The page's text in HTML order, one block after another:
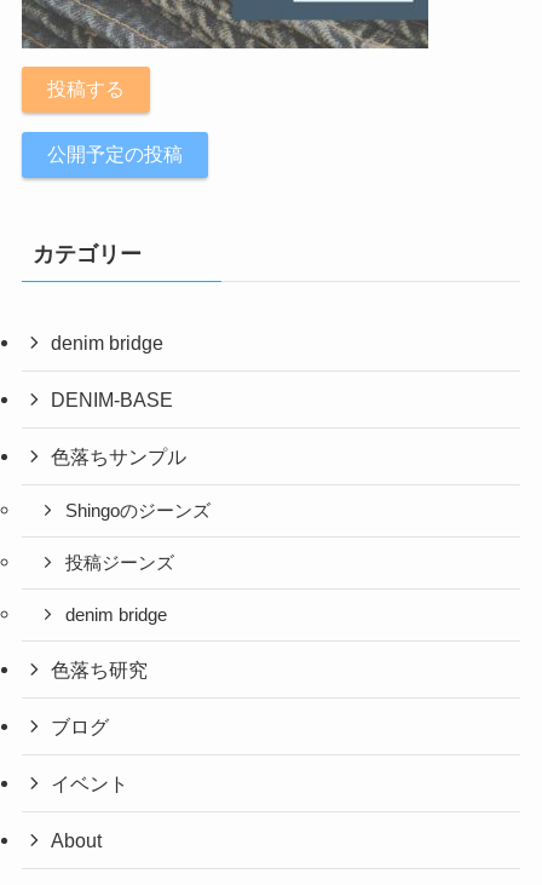
投稿する
公開予定の投稿
カテゴリー
denim bridge
DENIM-BASE
色落ちサンプル
Shingoのジーンズ
投稿ジーンズ
denim bridge
色落ち研究
ブログ
イベント
About